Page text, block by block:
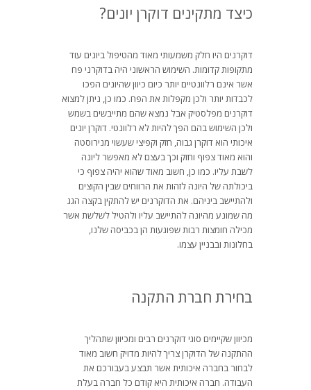
כיצד מתקינים דוקרן יונים?
דוקרנים היו חלק משמעותי מאוד מהטיפול ביונים עוד
מתקופות קדומות. השימוש הראשוני היה בדוקרני פח
אשר אינם רלוונטיים יותר כיום כיוון שהיונים הפכו
לכבדות יותר ולכן מקפלות את הפח. כמו כן, ניתן למצוא
דוקרנים מפלסטיק אבל נמצא שהם מתייבשים בשמש
ולכן השימוש בהם הפך להיות לא רלוונטי. דוקרן יונים
איכותי הוא דוקרן גבוה, חזק וקפיצי שעשוי מנירוסטה
והוא מאוד צפוף וחזק וכך בעצם לא מאפשר ליונה
לשבת עליו. כמו כן, חשוב מאוד שהוא יהיה צפוף כי
ביכולתה של היונה לזהות את הרווחים שבין הקוצים
ולהתיישב ביניהם. את הדוקרנים יש להתקין בקצה הגג
מה שמונע מהיונה להתיישב עליו ולהטיל לשלשת אשר
מכילה חומצות רבות שפוגעות הן בכביסה שלנו,
בחלונות ובבניין עצמו.
בחירת חברת התקנה
מכיוון שקיימים סוגי דוקרנים רבים ומכיוון שתהליך
ההתקנה של הדוקרן צריך להיות מדויק חשוב מאוד
לבחור בחברה איכותית אשר תבצע בעבורכם את
העבודה. חברה איכותית היא קודם כל חברה בעלת